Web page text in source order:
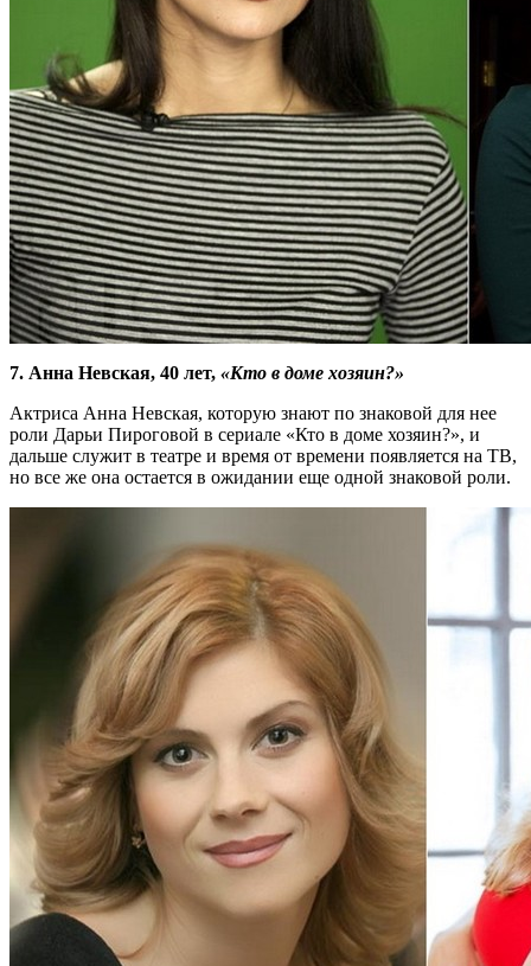
7. Анна Невская, 40 лет, «Кто в доме хозяин?»
Актриса Анна Невская, которую знают по знаковой для нее
роли Дарьи Пироговой в сериале «Кто в доме хозяин?», и
дальше служит в театре и время от времени появляется на ТВ,
но все же она остается в ожидании еще одной знаковой роли.